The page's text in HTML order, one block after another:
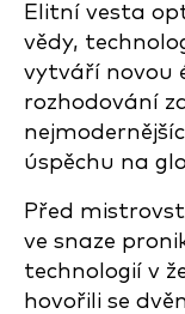
Elitní vesta
vědy,
vytváří novou
rozhodování
úspěchu na
Před
ve snaze
technologií v
hovořili se